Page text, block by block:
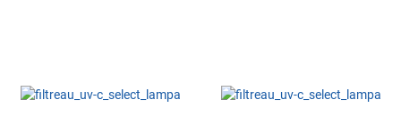
Összehasonlítom